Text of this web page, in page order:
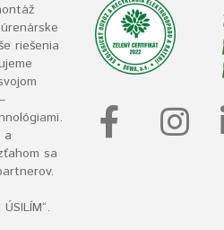
riešenia
a
sa
.